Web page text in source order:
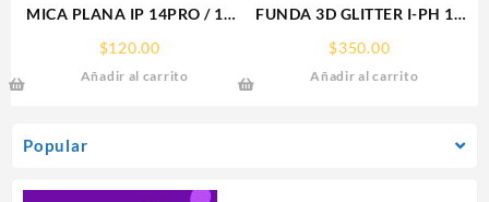
Popular
MICA PLANA IP 14PRO / 15
IPHONE 9H RHINOGLASS
$120.00
Añadir al carrito
FUNDA 3D GLITTER I-PH 15
IPHONE PROTECTOR
FUNCASE
$350.00
Añadir al carrito